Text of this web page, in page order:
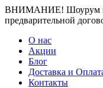
ВНИМАНИЕ! Шоурум на
предварительной
О нас
Акции
Блог
Доставка и
Контакты